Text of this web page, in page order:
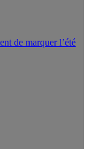
de marquer l’été